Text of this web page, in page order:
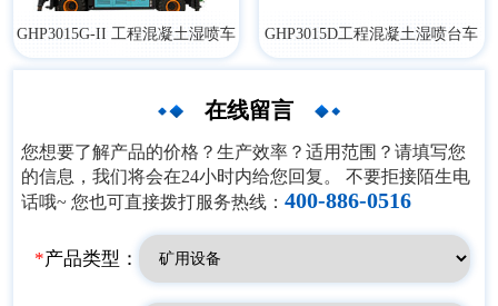
GHP3015G-II 工程混凝土湿喷车 ​GHP3015D工程混凝土湿喷台车
在线留言
您想要了解产品的价格？生产效率？适用范围？请填写您
的信息，我们将会在24小时内给您回复。 不要拒接陌生电
话哦~ 您也可直接拨打服务热线：400-886-0516
*产品类型：